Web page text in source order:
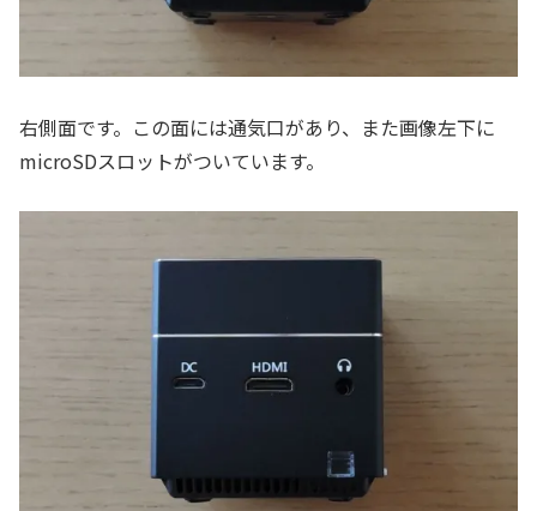
右側面です。この面には通気口があり、また画像左下に
microSDスロットがついています。